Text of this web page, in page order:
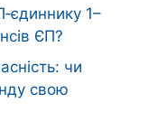
1–
ЄП?
чи
свою